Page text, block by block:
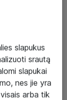
slapukus
srautą
slapukai
nes jie yra
arba tik